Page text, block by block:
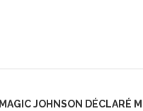
MAGIC JOHNSON DÉCLARÉ